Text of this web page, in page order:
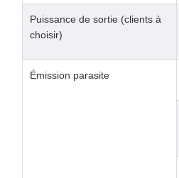
Puissance de sortie (clients à
choisir)
Émission parasite